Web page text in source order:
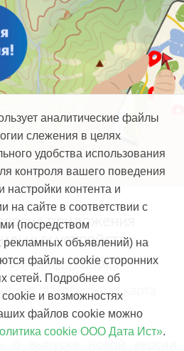
приложения
устройств
#Геоинформатика
#Мобильная карта
аналитические файлы
слежения в целях
удобства использования
контроля вашего поведения
настройки контента и
на сайте в соответствии с
(посредством
объявлений) на
файлы cookie сторонних
сетей. Подробнее об
и возможностях
файлов cookie можно
cookie ООО Дата Ист».